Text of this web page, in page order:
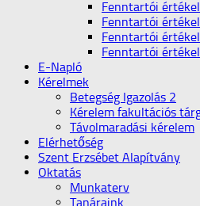
Fenntartói
Fenntartói
Fenntartói
Fenntartói
E-Napló
Kérelmek
Betegség Igazolás 2
Kérelem fakultációs
Távolmaradási kérelem
Elérhetőség
Szent Erzsébet Alapítvány
Oktatás
Munkaterv
Tanáraink